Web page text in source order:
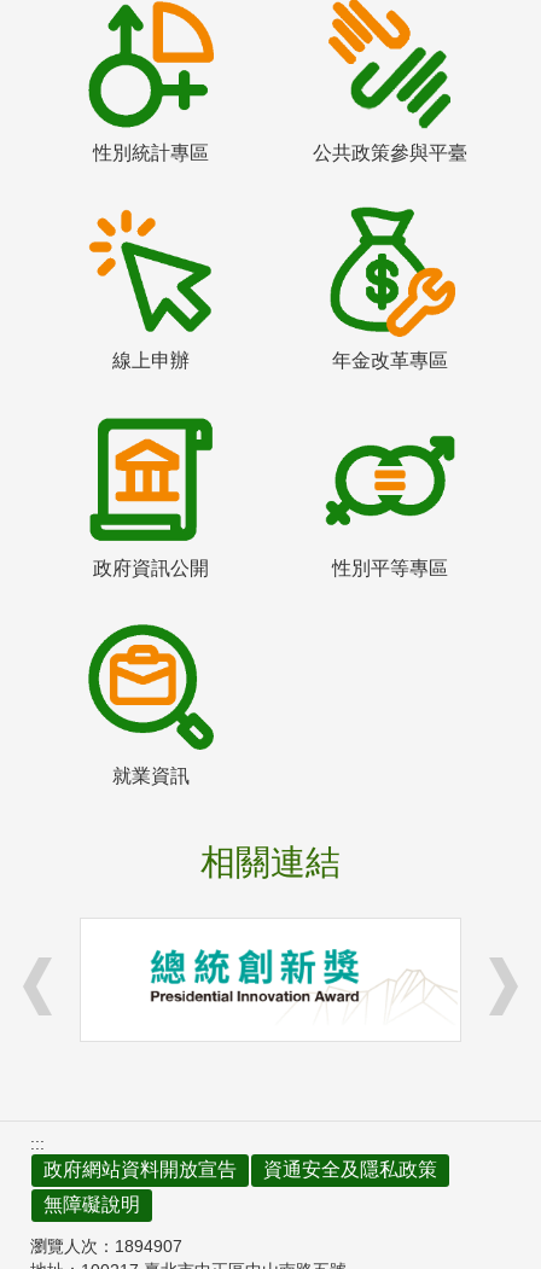
性別統計專區 公共政策參與平臺
線上申辦 年金改革專區
政府資訊公開 性別平等專區
就業資訊
相關連結
:::
政府網站資料開放宣告
資通安全及隱私政策
無障礙說明
瀏覽人次： 1894907